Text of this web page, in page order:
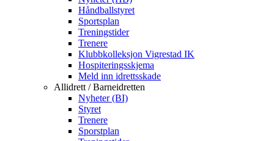
Håndballstyret
Sportsplan
Treningstider
Trenere
Klubbkolleksjon Vigrestad IK
Hospiteringsskjema
Meld inn idrettsskade
Allidrett / Barneidretten
Nyheter (BI)
Styret
Trenere
Sporstplan